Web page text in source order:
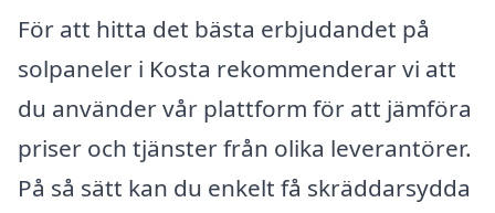
För att hitta det bästa erbjudandet på
solpaneler i Kosta rekommenderar vi att
du använder vår plattform för att jämföra
priser och tjänster från olika leverantörer.
På så sätt kan du enkelt få skräddarsydda